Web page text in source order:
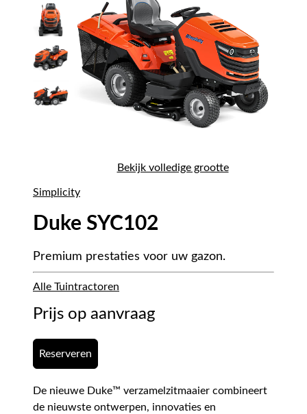
Bekijk volledige grootte
Simplicity
Duke SYC102
Premium prestaties voor uw gazon.
Alle Tuintractoren
Prijs op aanvraag
Reserveren
De nieuwe Duke™ verzamelzitmaaier combineert
de nieuwste ontwerpen, innovaties en